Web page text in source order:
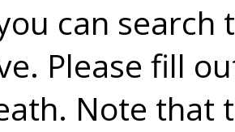
can search
Please fill
Note that